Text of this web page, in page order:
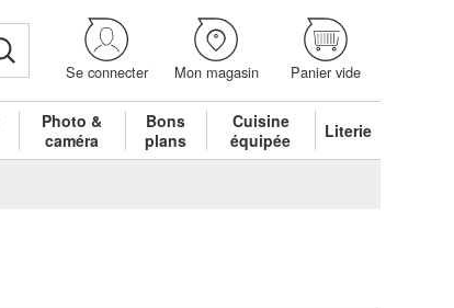
Se connecter Mon magasin Panier vide
Photo &
caméra
Bons
plans
Cuisine
équipée
Literie